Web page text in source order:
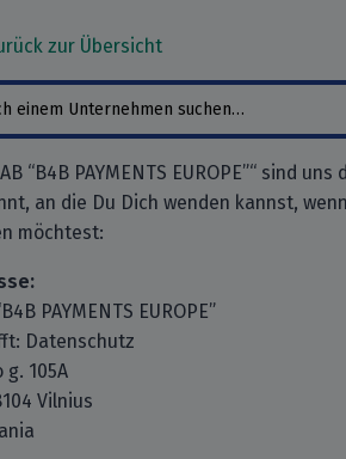
zur Übersicht
“B4B PAYMENTS EUROPE”“ sind
an die Du Dich wenden kannst,
möchtest:
PAYMENTS EUROPE”
Datenschutz
g. 105A
Vilnius